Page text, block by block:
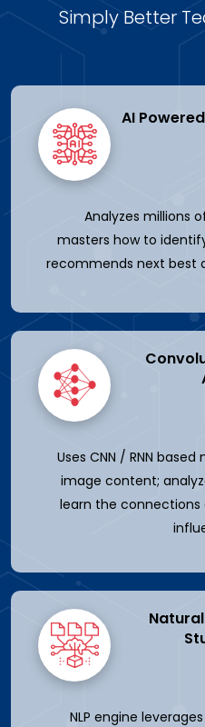
Simply Better
AI
Analyzes millions
masters how to
recommends next best
Uses CNN / RNN
image content;
learn the
NLP engine